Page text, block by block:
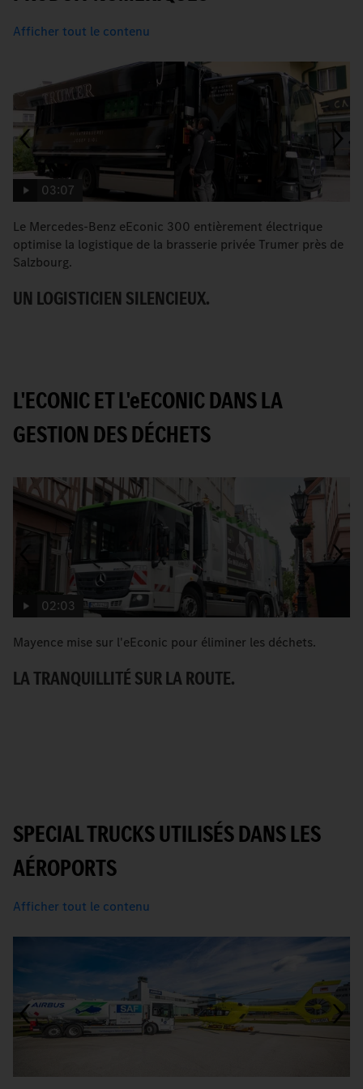
Afficher tout le contenu
03:07
Le Mercedes-Benz eEconic 300 entièrement électrique
optimise la logistique de la brasserie privée Trumer près de
Salzbourg.
UN LOGISTICIEN SILENCIEUX.
L'ECONIC ET L'eECONIC DANS LA
GESTION DES DÉCHETS
02:03
Mayence mise sur l'eEconic pour éliminer les déchets.
LA TRANQUILLITÉ SUR LA ROUTE.
SPECIAL TRUCKS UTILISÉS DANS LES
AÉROPORTS
Afficher tout le contenu